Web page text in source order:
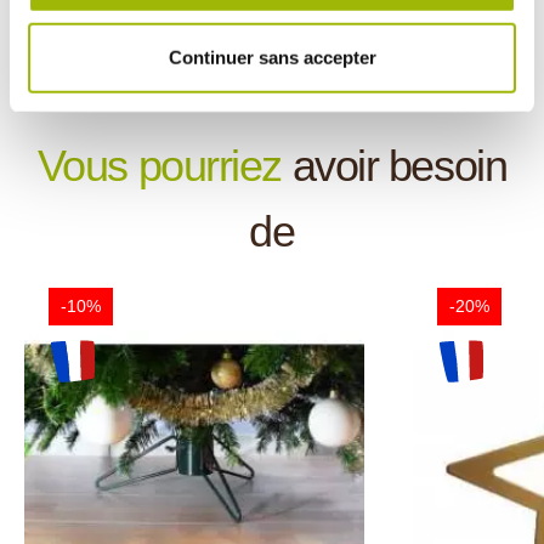
Continuer sans accepter
+Couleur éclatante et brillante
Fabrication française
Vous pourriez avoir besoin
de
-10% -20%